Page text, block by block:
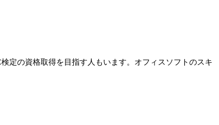
定の資格取得を目指す人もいます。オフィスソフトのスキ